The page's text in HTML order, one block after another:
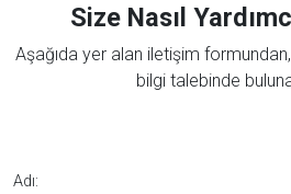
Size Nasıl
Aşağıda yer alan iletişim
bilgi talebinde
Adı: